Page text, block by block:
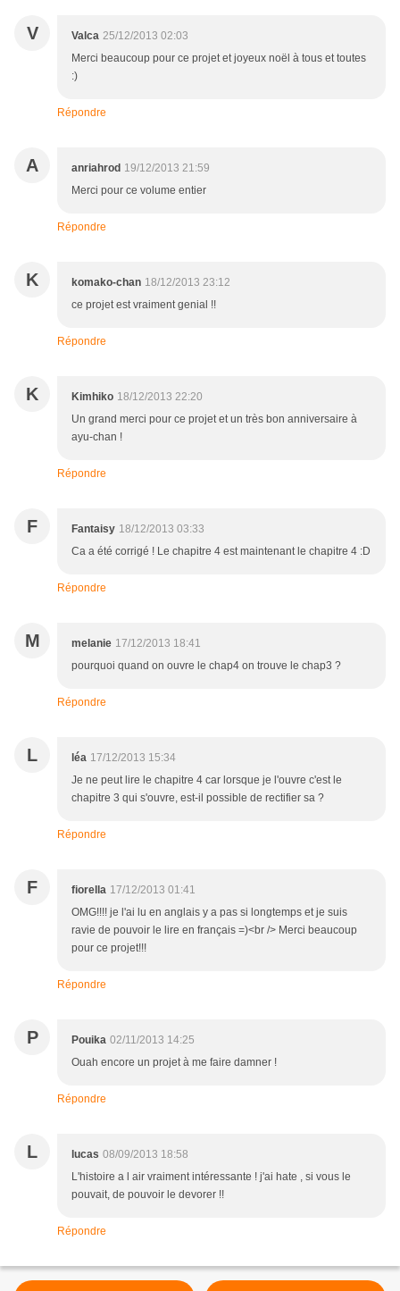
V Valca 25/12/2013 02:03
Merci beaucoup pour ce projet et joyeux noël à tous et toutes
:)
Répondre
A anriahrod 19/12/2013 21:59
Merci pour ce volume entier
Répondre
K komako-chan 18/12/2013 23:12
ce projet est vraiment genial !!
Répondre
K Kimhiko 18/12/2013 22:20
Un grand merci pour ce projet et un très bon anniversaire à
ayu-chan !
Répondre
F Fantaisy 18/12/2013 03:33
Ca a été corrigé ! Le chapitre 4 est maintenant le chapitre 4 :D
Répondre
M melanie 17/12/2013 18:41
pourquoi quand on ouvre le chap4 on trouve le chap3 ?
Répondre
L léa 17/12/2013 15:34
Je ne peut lire le chapitre 4 car lorsque je l'ouvre c'est le
chapitre 3 qui s'ouvre, est-il possible de rectifier sa ?
Répondre
F fiorella 17/12/2013 01:41
OMG!!!! je l'ai lu en anglais y a pas si longtemps et je suis
ravie de pouvoir le lire en français =)<br /> Merci beaucoup
pour ce projet!!!
Répondre
P Pouika 02/11/2013 14:25
Ouah encore un projet à me faire damner !
Répondre
L lucas 08/09/2013 18:58
L'histoire a l air vraiment intéressante ! j'ai hate , si vous le
pouvait, de pouvoir le devorer !!
Répondre